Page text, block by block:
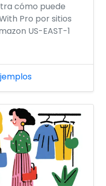
cómo puede
Pro por sitios
US-EAST-1